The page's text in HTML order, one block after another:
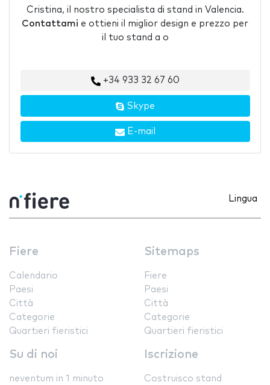
Cristina, il nostro specialista di stand in Valencia.
Contattami e ottieni il miglior design e prezzo per
il tuo stand a o
+34 933 32 67 60
Skype
E-mail
Lingua
Fiere
Calendario
Paesi
Città
Categorie
Quartieri fieristici
Sitemaps
Fiere
Paesi
Città
Categorie
Quartieri fieristici
Su di noi
neventum in 1 minuto
Iscrizione
Costruisco stand